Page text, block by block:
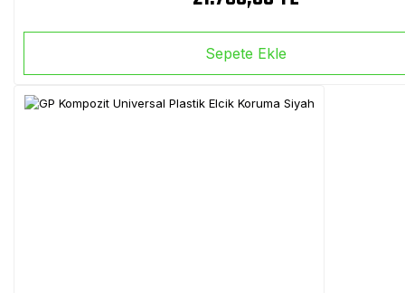
Sepete Ekle